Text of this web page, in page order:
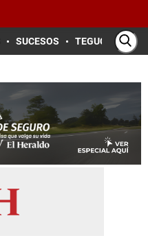
SUCESOS TEGUCIGALPA